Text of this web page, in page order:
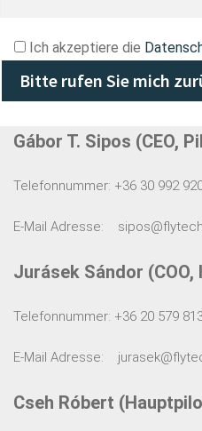
Ich akzeptiere die
Gábor T. Sipos (CEO,
Telefonnummer: +36 30 992
E-Mail Adresse:
Jurásek Sándor
Telefonnummer: +36 20 579
E-Mail Adresse:
Cseh Róbert